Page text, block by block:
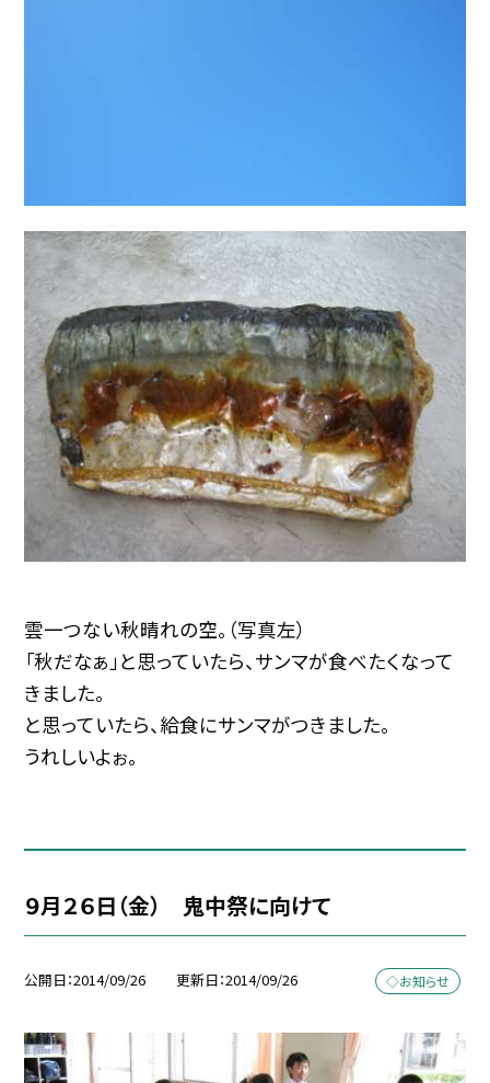
雲一つない秋晴れの空。（写真左）
「秋だなぁ」と思っていたら、サンマが食べたくなって
きました。
と思っていたら、給食にサンマがつきました。
うれしいよぉ。
９月２６日（金） 鬼中祭に向けて
公開日 2014/09/26 更新日 2014/09/26 ◇お知らせ